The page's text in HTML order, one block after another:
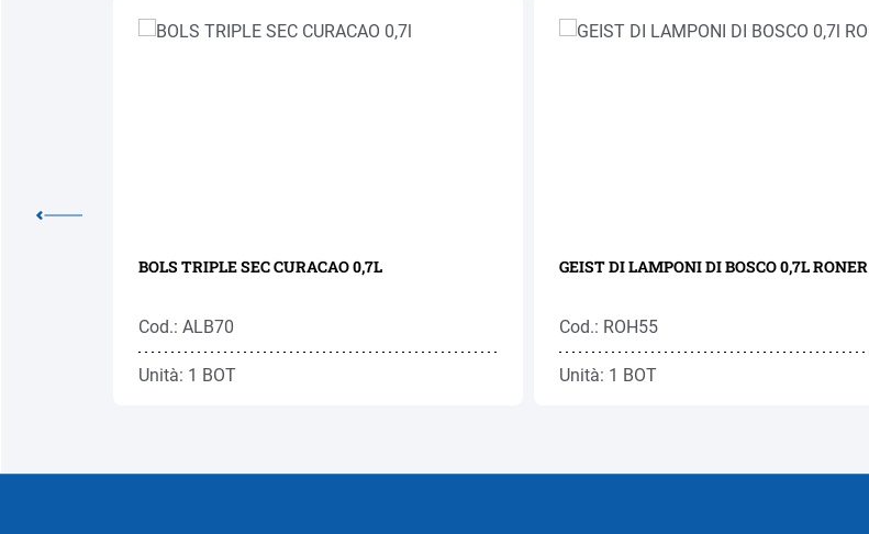
BOLS TRIPLE SEC CURACAO 0,7L
Cod.: ALB70
Unità: 1 BOT
GEIST DI LAMPONI DI BOSCO 0,7L RONER
Cod.: ROH55
Unità: 1 BOT